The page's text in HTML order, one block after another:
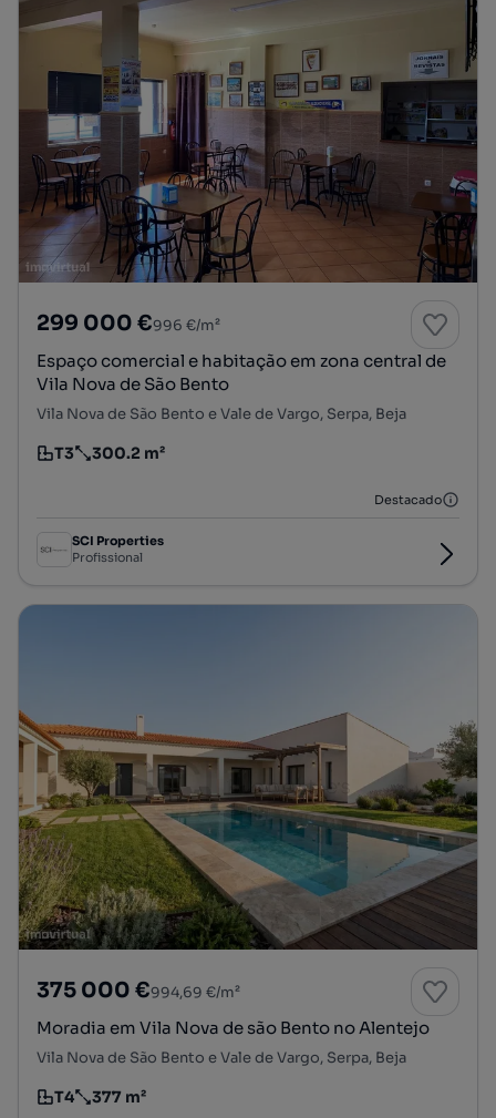
299 000 €996 €/m²
Espaço comercial e habitação em zona central de
Vila Nova de São Bento
Vila Nova de São Bento e Vale de Vargo, Serpa, Beja
Tipologia
T3
Preço por metro quadrado
300.2 m²
Destacado
SCI Properties
Profissional
375 000 €994,69 €/m²
Moradia em Vila Nova de são Bento no Alentejo
Vila Nova de São Bento e Vale de Vargo, Serpa, Beja
Tipologia
T4
Preço por metro quadrado
377 m²